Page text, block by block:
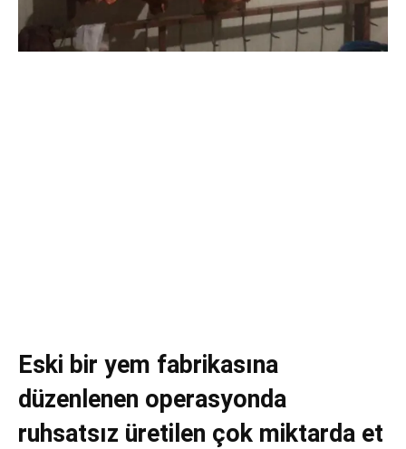
Eski bir yem fabrikasına
düzenlenen operasyonda
ruhsatsız üretilen çok miktarda et